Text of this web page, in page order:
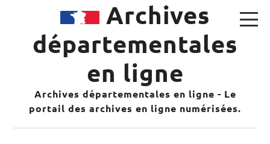
Archives
départementales
en ligne
Archives départementales en ligne - Le
portail des archives en ligne numérisées.